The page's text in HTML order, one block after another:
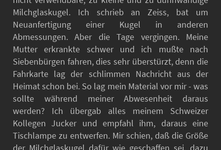
Milchglaskugel. Ich schrieb an Zeiss, bat um
Neuanfertigung einer Kugel in anderen
Abmessungen. Aber die Tage vergingen. Meine
Mutter erkrankte schwer und ich mußte nach
Siebenbürgen fahren, dies sehr überstürzt, denn die
Fahrkarte lag der schlimmen Nachricht aus der
Heimat schon bei. So lag mein Material vor mir - was
sollte während meiner Abwesenheit daraus
werden? Ich übergab alles meinem Schweizer
Kollegen Jucker und empfahl ihm, daraus eine
Tischlampe zu entwerfen. Mir schien, daß die Größe